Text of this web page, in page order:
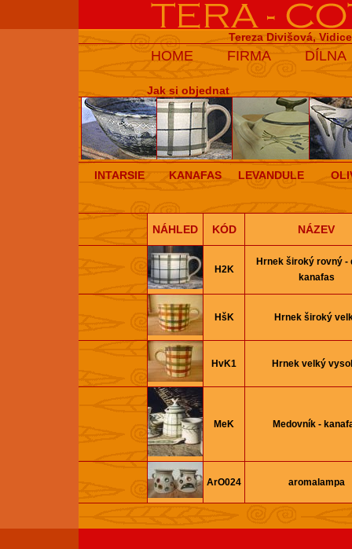
Tereza Divišová,
HOME FIRMA DÍLNA
Jak si objednat
INTARSIE KANAFAS LEVANDULE
NÁHLED KÓD NÁZEV
H2K
Hrnek široký rovný -
kanafas
HšK Hrnek široký
HvK1 Hrnek velký
MeK Medovník -
ArO024 aromalampa